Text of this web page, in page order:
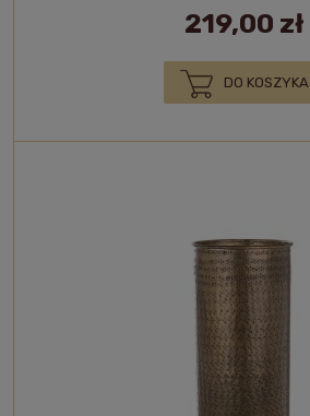
219,00 zł
DO KOSZYKA